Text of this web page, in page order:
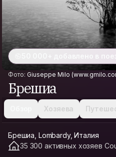
50 000+ добавлено в
Фото: Giuseppe Milo
Брешиа
Хозяева
Брешиа, Lombardy, Италия
35 300 активных хозяев